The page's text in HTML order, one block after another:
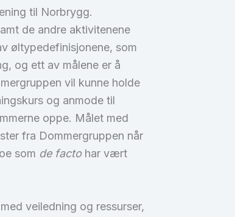
til Norbrygg.
de andre aktivitenene
øltypedefinisjonene, som
og ett av målene er å
vil kunne holde
og anmode til
oppe. Målet med
fra Dommergruppen når
som de factohar vært
veiledning og ressurser,